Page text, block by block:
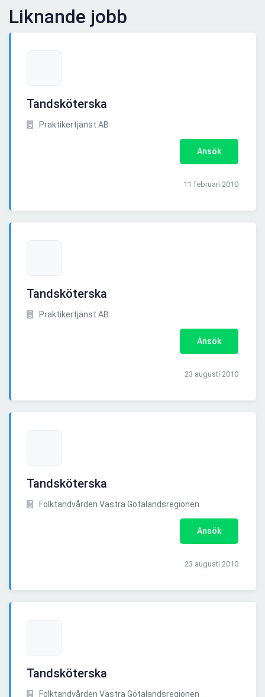
Liknande jobb
Tandsköterska
Praktikertjänst AB
Ansök
11 februari 2010
Tandsköterska
Praktikertjänst AB
Ansök
23 augusti 2010
Tandsköterska
Folktandvården Västra Götalandsregionen
Ansök
23 augusti 2010
Tandsköterska
Folktandvården Västra Götalandsregionen